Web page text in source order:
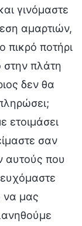
γινόμαστε
αμαρτιών,
πικρό ποτήρι
στην πλάτη
δεν θα
ετοιμάσει
σαν
αυτούς που
να μας